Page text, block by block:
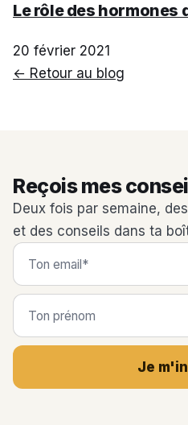
Le rôle des hormones
20 février 2021
← Retour au blog
Reçois mes
Deux fois par semaine,
et des conseils dans ta
Je